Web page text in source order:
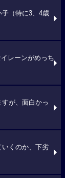
（特に3、4歳
レーンがめっち
が、面白かっ
くのか、下劣